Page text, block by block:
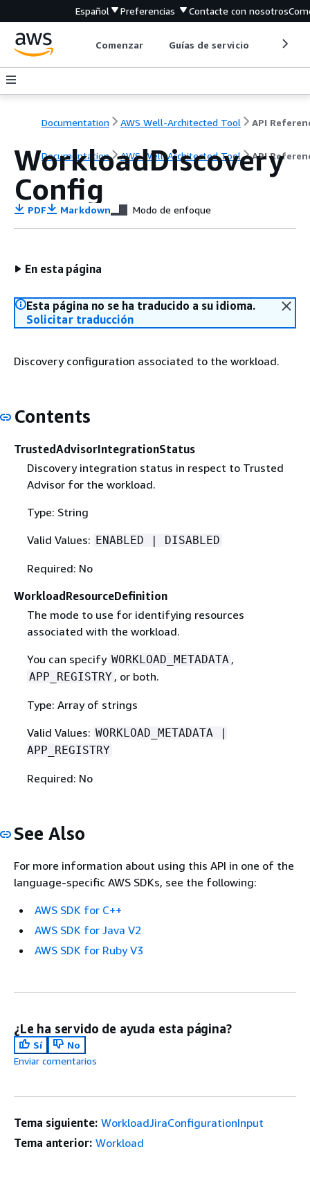
Español Preferencias Contacte con nosotros
Comenzar Guías de servicio
Documentation AWS Well-Architected Tool API
Documentation AWS Well-Architected Tool API
WorkloadDiscovery
Config
PDF Markdown Modo de enfoque
En esta página
Esta página no se ha traducido a su idioma.
Solicitar traducción
Discovery configuration associated to the workload.
Contents
TrustedAdvisorIntegrationStatus
Discovery integration status in respect to Trusted
Advisor for the workload.
Type: String
Valid Values: ENABLED | DISABLED
Required: No
WorkloadResourceDefinition
The mode to use for identifying resources
associated with the workload.
You can specify WORKLOAD_METADATA ,
APP_REGISTRY , or both.
Type: Array of strings
Valid Values: WORKLOAD_METADATA |
APP_REGISTRY
Required: No
See Also
For more information about using this API in one of the
language-specific AWS SDKs, see the following:
AWS SDK for C++
AWS SDK for Java V2
AWS SDK for Ruby V3
¿Le ha servido de ayuda esta página?
Sí
No
Enviar comentarios
Tema siguiente: WorkloadJiraConfigurationInput
Tema anterior: Workload